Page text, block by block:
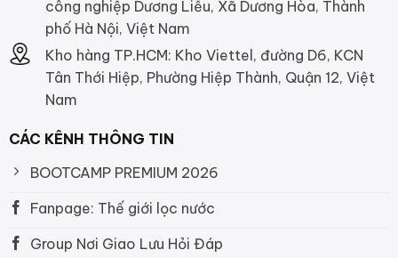
công nghiệp Dương Liễu, Xã Dương Hòa, Thành
phố Hà Nội, Việt Nam
Kho hàng TP.HCM: Kho Viettel, đường D6, KCN
Tân Thới Hiệp, Phường Hiệp Thành, Quận 12, Việt
Nam
CÁC KÊNH THÔNG TIN
BOOTCAMP PREMIUM 2026
Fanpage: Thế giới lọc nước
Group Nơi Giao Lưu Hỏi Đáp